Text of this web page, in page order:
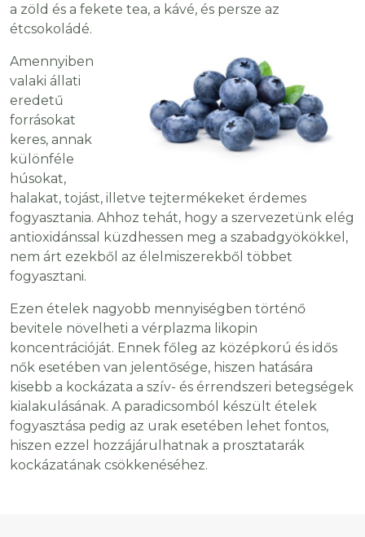
a zöld és a fekete tea, a kávé, és persze az
étcsokoládé.
Amennyiben
valaki állati
eredetű
forrásokat
keres, annak
különféle
húsokat,
halakat, tojást, illetve tejtermékeket érdemes
fogyasztania. Ahhoz tehát, hogy a szervezetünk elég
antioxidánssal küzdhessen meg a szabadgyökökkel,
nem árt ezekből az élelmiszerekből többet
fogyasztani.
Ezen ételek nagyobb mennyiségben történő
bevitele növelheti a vérplazma likopin
koncentrációját. Ennek főleg az középkorú és idős
nők esetében van jelentősége, hiszen hatására
kisebb a kockázata a szív- és érrendszeri betegségek
kialakulásának. A paradicsomból készült ételek
fogyasztása pedig az urak esetében lehet fontos,
hiszen ezzel hozzájárulhatnak a prosztatarák
kockázatának csökkenéséhez.